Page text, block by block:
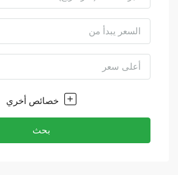
السعر يبدأ من
أعلى سعر
خصائص أخري
بحث